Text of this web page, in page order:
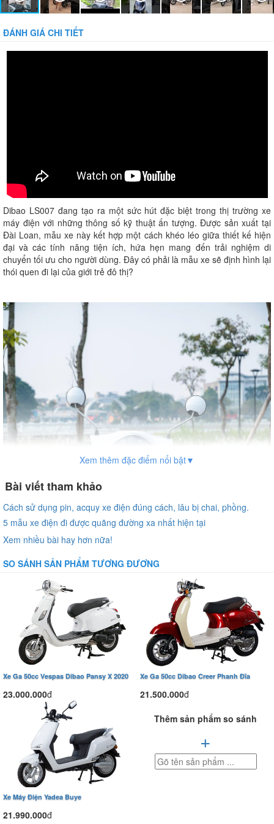
ĐÁNH GIÁ CHI TIẾT
Dibao LS007 đang tạo ra một sức hút đặc biệt trong thị trường xe
máy điện với những thông số kỹ thuật ấn tượng. Được sản xuất tại
Đài Loan, mẫu xe này kết hợp một cách khéo léo giữa thiết kế hiện
đại và các tính năng tiện ích, hứa hẹn mang đến trải nghiệm di
chuyển tối ưu cho người dùng. Đây có phải là mẫu xe sẽ định hình lại
thói quen đi lại của giới trẻ đô thị?
Vẻ ngoài ấn tượng, tính ứng dụng
cao
Xe máy điệnDibao LS007 sở hữu kích thước tổng thể khá ấn tượng
với chiều dài x rộng x cao lần lượt là 1.950mm x 700mm x 1.130mm.
Kích thước này tạo sự vững chãi cho xe, đồng thời vẫn giữ được sự
Xem thêm đặc điểm nổi bật▼
Bài viết tham khảo
Cách sử dụng pin, acquy xe điện đúng cách, lâu bị chai, phồng.
5 mẫu xe điện đi được quãng đường xa nhất hiện tại
Xem nhiều bài hay hơn nữa!
SO SÁNH SẢN PHẨM TƯƠNG ĐƯƠNG
Xe Ga 50cc Vespas Dibao Pansy X 2020
23.000.000đ
Xe Ga 50cc Dibao Creer Phanh Đĩa
21.500.000đ
Xe Máy Điện Yadea Buye
21.990.000đ
Thêm sản phẩm so sánh
+